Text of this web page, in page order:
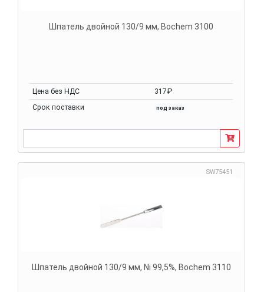
Шпатель двойной 130/9 мм, Bochem 3100
Цена без НДС
317₽
Срок поставки
под заказ
SW75451
Шпатель двойной 130/9 мм, Ni 99,5%, Bochem 3110